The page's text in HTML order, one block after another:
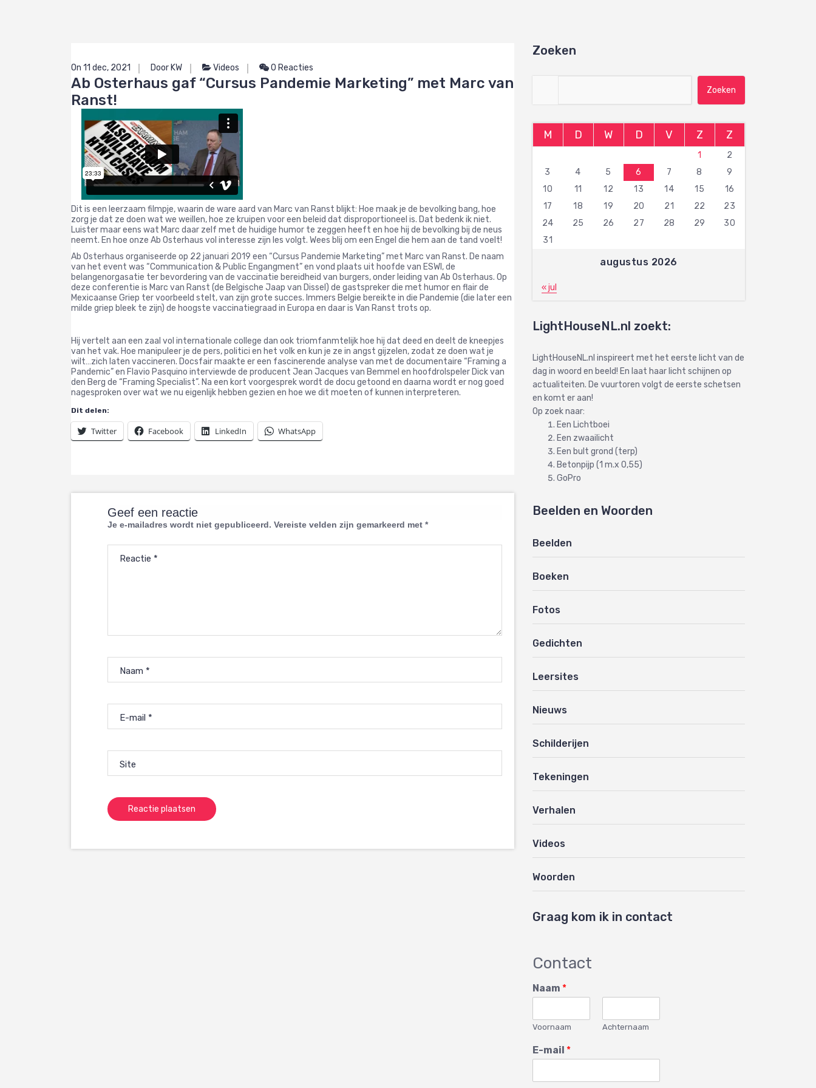
On 11 dec, 2021 Door KW Videos 0 Reacties
Ab Osterhaus gaf “Cursus Pandemie Marketing” met Marc van
Ranst!
Dit is een leerzaam filmpje, waarin de ware aard van Marc van Ranst blijkt: Hoe maak je de bevolking bang, hoe
zorg je dat ze doen wat we weillen, hoe ze kruipen voor een beleid dat disproportioneel is. Dat bedenk ik niet.
Luister maar eens wat Marc daar zelf met de huidige humor te zeggen heeft en hoe hij de bevolking bij de neus
neemt. En hoe onze Ab Osterhaus vol interesse zijn les volgt. Wees blij om een Engel die hem aan de tand voelt!
Ab Osterhaus organiseerde op 22 januari 2019 een “Cursus Pandemie Marketing” met Marc van Ranst. De naam
van het event was “Communication & Public Engangment” en vond plaats uit hoofde van ESWI, de
belangenorgasatie ter bevordering van de vaccinatie bereidheid van burgers, onder leiding van Ab Osterhaus. Op
deze conferentie is Marc van Ranst (de Belgische Jaap van Dissel) de gastspreker die met humor en flair de
Mexicaanse Griep ter voorbeeld stelt, van zijn grote succes. Immers Belgie bereikte in die Pandemie (die later een
milde griep bleek te zijn) de hoogste vaccinatiegraad in Europa en daar is Van Ranst trots op.
Hij vertelt aan een zaal vol internationale college dan ook triomfanmtelijk hoe hij dat deed en deelt de kneepjes
van het vak. Hoe manipuleer je de pers, politici en het volk en kun je ze in angst gijzelen, zodat ze doen wat je
wilt…zich laten vaccineren. Docsfair maakte er een fascinerende analyse van met de documentaire “Framing a
Pandemic” en Flavio Pasquino interviewde de producent Jean Jacques van Bemmel en hoofdrolspeler Dick van
den Berg de “Framing Specialist”. Na een kort voorgesprek wordt de docu getoond en daarna wordt er nog goed
nagesproken over wat we nu eigenlijk hebben gezien en hoe we dit moeten of kunnen interpreteren.
Dit delen:
Twitter Facebook LinkedIn WhatsApp
Geef een reactie
Je e-mailadres wordt niet gepubliceerd. Vereiste velden zijn gemarkeerd met *
Reactie *
Naam *
E-mail *
Site
Zoeken
augustus 2026
M D W D V Z Z
1
2
3
4 5 6 7 8
9
10
11 12 13 14 15
16
17
18 19 20 21 22
23
24
25 26 27 28 29
30
31
« jul
LightHouseNL.nl zoekt:
LightHouseNL.nl inspireert met het eerste licht van de
dag in woord en beeld! En laat haar licht schijnen op
actualiteiten. De vuurtoren volgt de eerste schetsen
en komt er aan!
Op zoek naar:
Een Lichtboei
Een zwaailicht
Een bult grond (terp)
Betonpijp (1 m.x 0,55)
GoPro
Beelden en Woorden
Beelden
Boeken
Fotos
Gedichten
Leersites
Nieuws
Schilderijen
Tekeningen
Verhalen
Videos
Woorden
Graag kom ik in contact
Contact
Naam *
Voornaam Achternaam
E-mail *